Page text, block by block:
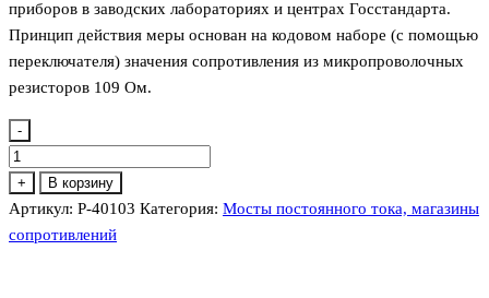
приборов в заводских лабораториях и центрах Госстандарта.
Принцип действия меры основан на кодовом наборе (с помощью
переключателя) значения сопротивления из микропроволочных
резисторов 109 Ом.
-
Количество
товара
Р-40103
Магазин
+ В корзину
Артикул: Р-40103 Категория: Мосты постоянного тока, магазины
сопротивлений